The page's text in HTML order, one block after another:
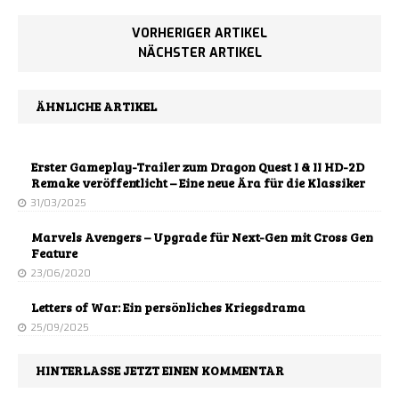
VORHERIGER ARTIKEL
NÄCHSTER ARTIKEL
ÄHNLICHE ARTIKEL
Erster Gameplay-Trailer zum Dragon Quest I & II HD-2D
Remake veröffentlicht – Eine neue Ära für die Klassiker
31/03/2025
Marvels Avengers – Upgrade für Next-Gen mit Cross Gen
Feature
23/06/2020
Letters of War: Ein persönliches Kriegsdrama
25/09/2025
HINTERLASSE JETZT EINEN KOMMENTAR